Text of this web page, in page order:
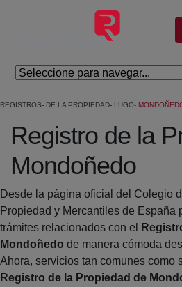
Saltar al contenido principal
REGISTROS DE LA PROPIEDAD LUGO
Registro de la
Mondoñedo
Desde la página oficial del Colegio
Propiedad y Mercantiles de España
trámites relacionados con el
Mondoñedo de manera cómoda
Ahora, servicios tan comunes como
Registro de la Propiedad de